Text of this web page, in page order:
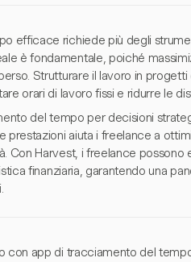
efficace richiede più degli
è fondamentale, poiché
Strutturare il lavoro in
orari di lavoro fissi e ridurre le
del tempo per decisioni
prestazioni aiuta i freelance a
Con Harvest, i freelance
finanziaria, garantendo una
con app di tracciamento del